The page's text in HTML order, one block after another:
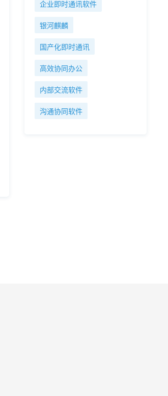
企业即时通讯软件
银河麒麟
国产化即时通讯
高效协同办公
内部交流软件
沟通协同软件